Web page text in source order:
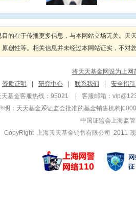
金
证消费50
证消费50
胡永杰
管理基金
东兴成长优
东兴成长优
金
债1-3年
管理基金
东兴兴诚利
东兴兴诚利
的在于传播更多信息，与本网站立场无关。
创性等。相关信息并未经过本网站证实，不
将天天基金网设为上网
资质证明 研究中心 联系我们
安全指引
天基金客服热线：95021
客服邮箱：
明： 天天基金系证监会批准的基金销售机构
中国证监会上海监
CopyRight 上海天天基金销售有限公司 2011-